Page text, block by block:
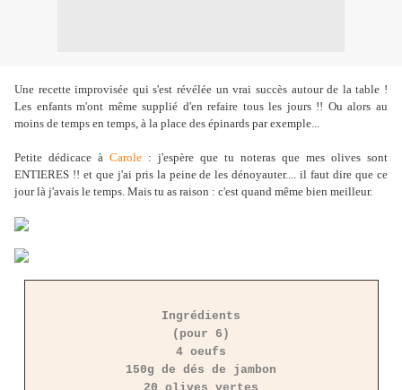
Une recette improvisée qui s'est révélée un vrai succès autour de la table !
Les enfants m'ont même supplié d'en refaire tous les jours !! Ou alors au
moins de temps en temps, à la place des épinards par exemple...
Petite dédicace à Carole : j'espère que tu noteras que mes olives sont
ENTIERES !! et que j'ai pris la peine de les dénoyauter.... il faut dire que ce
jour là j'avais le temps. Mais tu as raison : c'est quand même bien meilleur.
Ingrédients
(pour 6)
4 oeufs
150g de dés de jambon